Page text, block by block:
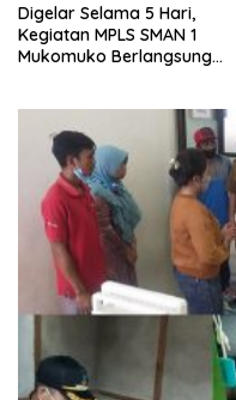
Digelar Selama 5 Hari,
Kegiatan MPLS SMAN 1
Mukomuko Berlangsung